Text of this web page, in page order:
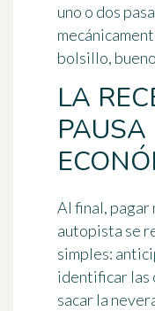
uno o dos
bolsillo,
LA
PAUSA
Al final, pagar
autopista se
simples:
identificar las
sacar la